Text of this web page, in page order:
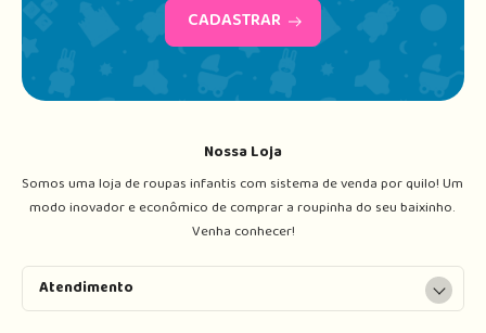
CADASTRAR
Nossa Loja
Somos uma loja de roupas infantis com sistema de venda por quilo! Um
modo inovador e econômico de comprar a roupinha do seu baixinho.
Venha conhecer!
Atendimento